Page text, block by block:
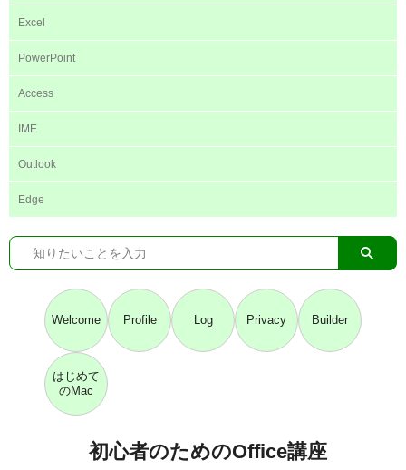
Excel
PowerPoint
Access
IME
Outlook
Edge
Welcome Profile Log Privacy Builder
はじめて
のMac
初心者のためのOffice講座